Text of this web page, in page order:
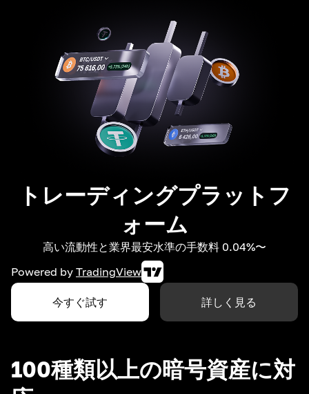
トレーディングプラットフ
ォーム
高い流動性と業界最安水準の手数料 0.04%〜
Powered by TradingView
今すぐ試す 詳しく見る
100種類以上の暗号資産に対